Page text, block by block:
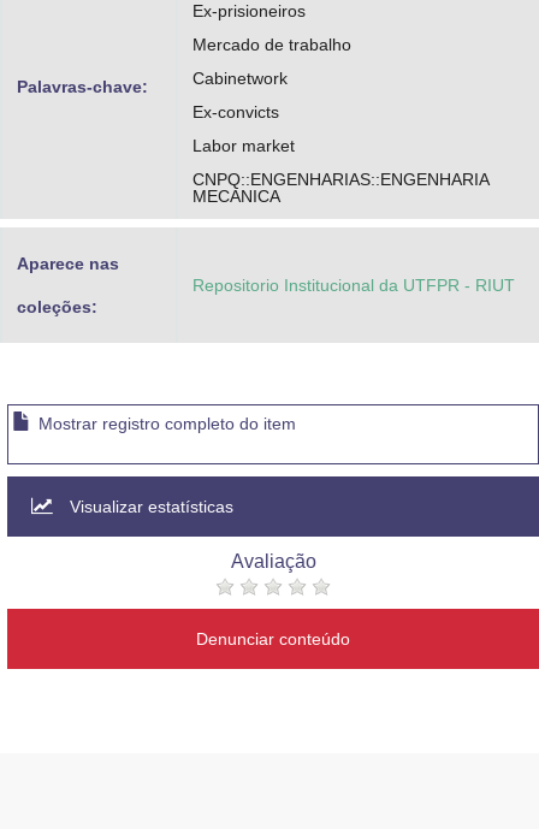
Palavras-chave:
Ex-prisioneiros
Mercado de trabalho
Cabinetwork
Ex-convicts
Labor market
CNPQ::ENGENHARIAS::ENGENHARIA
MECANICA
Aparece nas
coleções:
Repositorio Institucional da UTFPR - RIUT
Mostrar registro completo do item
Visualizar estatísticas
Avaliação
Denunciar conteúdo